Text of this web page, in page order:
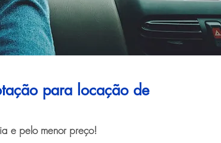
para locação de
e pelo menor preço!